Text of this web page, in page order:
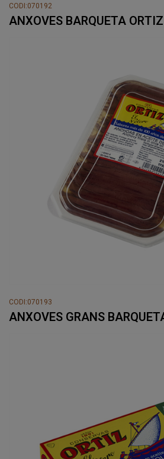
CODI:070192
ANXOVES BARQUETA ORTIZ
CODI:070193
ANXOVES GRANS